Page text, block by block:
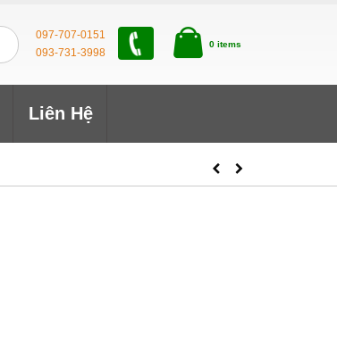
097-707-0151
093-731-3998
0 items
Liên Hệ